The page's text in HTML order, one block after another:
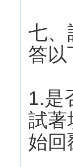
七、
答以
1.是
試著
始回